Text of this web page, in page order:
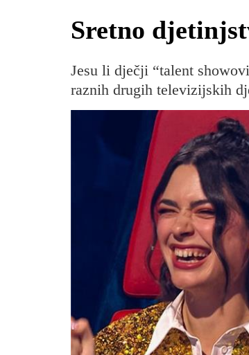
​Sretno
Jesu li dječji “talent
raznih drugih televizijskih